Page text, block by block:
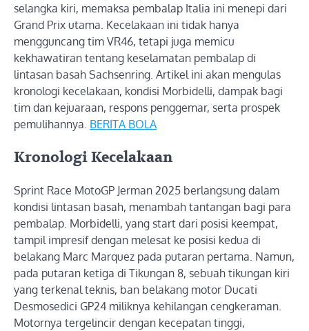
selangka kiri, memaksa pembalap Italia ini menepi dari
Grand Prix utama. Kecelakaan ini tidak hanya
mengguncang tim VR46, tetapi juga memicu
kekhawatiran tentang keselamatan pembalap di
lintasan basah Sachsenring. Artikel ini akan mengulas
kronologi kecelakaan, kondisi Morbidelli, dampak bagi
tim dan kejuaraan, respons penggemar, serta prospek
pemulihannya. BERITA BOLA
Kronologi Kecelakaan
Sprint Race MotoGP Jerman 2025 berlangsung dalam
kondisi lintasan basah, menambah tantangan bagi para
pembalap. Morbidelli, yang start dari posisi keempat,
tampil impresif dengan melesat ke posisi kedua di
belakang Marc Marquez pada putaran pertama. Namun,
pada putaran ketiga di Tikungan 8, sebuah tikungan kiri
yang terkenal teknis, ban belakang motor Ducati
Desmosedici GP24 miliknya kehilangan cengkeraman.
Motornya tergelincir dengan kecepatan tinggi,